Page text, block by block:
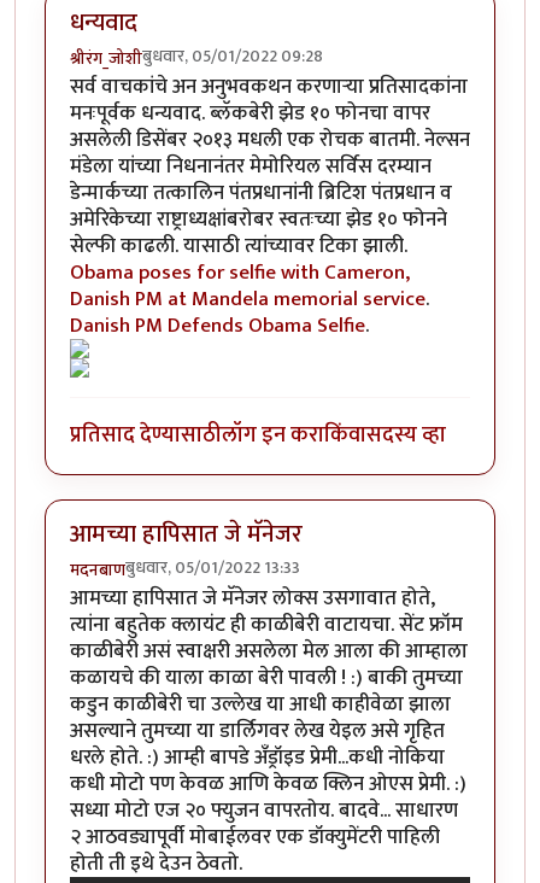
धन्यवाद
श्रीरंग_जोशीबुधवार, 05/01/2022 09:28
सर्व वाचकांचे अन अनुभवकथन करणार्‍या प्रतिसादकांना
मनःपूर्वक धन्यवाद. ब्लॅकबेरी झेड १० फोनचा वापर
असलेली डिसेंबर २०१३ मधली एक रोचक बातमी. नेल्सन
मंडेला यांच्या निधनानंतर मेमोरियल सर्विस दरम्यान
डेन्मार्कच्या तत्कालिन पंतप्रधानांनी ब्रिटिश पंतप्रधान व
अमेरिकेच्या राष्ट्राध्यक्षांबरोबर स्वतःच्या झेड १० फोनने
सेल्फी काढली. यासाठी त्यांच्यावर टिका झाली.
Obama poses for selfie with Cameron,
Danish PM at Mandela memorial service.
Danish PM Defends Obama Selfie.
प्रतिसाद देण्यासाठीलॉग इन कराकिंवासदस्य व्हा
आमच्या हापिसात जे मॅनेजर
मदनबाणबुधवार, 05/01/2022 13:33
आमच्या हापिसात जे मॅनेजर लोक्स उसगावात होते,
त्यांना बहुतेक क्लायंट ही काळीबेरी वाटायचा. सेंट फ्रॉम
काळीबेरी असं स्वाक्षरी असलेला मेल आला की आम्हाला
कळायचे की याला काळा बेरी पावली ! :) बाकी तुमच्या
कडुन काळीबेरी चा उल्लेख या आधी काहीवेळा झाला
असल्याने तुमच्या या डार्लिगवर लेख येइल असे गृहित
धरले होते. :) आम्ही बापडे अँड्रॉइड प्रेमी...कधी नोकिया
कधी मोटो पण केवळ आणि केवळ क्लिन ओएस प्रेमी. :)
सध्या मोटो एज २० फ्युजन वापरतोय. बादवे... साधारण
२ आठवड्यापूर्वी मोबाईलवर एक डॉक्युमेंटरी पाहिली
होती ती इथे देउन ठेवतो.